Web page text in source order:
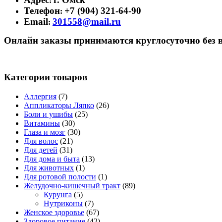
Телефон: +7 (904) 321-64-90
Email: 301558@mail.ru
Онлайн заказы принимаются круглосуточно без
Категории товаров
Аллергия (7)
Аппликаторы Ляпко (26)
Боли и ушибы (25)
Витамины (30)
Глаза и мозг (30)
Для волос (21)
Для детей (31)
Для дома и быта (13)
Для животных (1)
Для ротовой полости (1)
Желудочно-кишечный тракт (89)
Курунга (5)
Нутриконы (7)
Женское здоровье (67)